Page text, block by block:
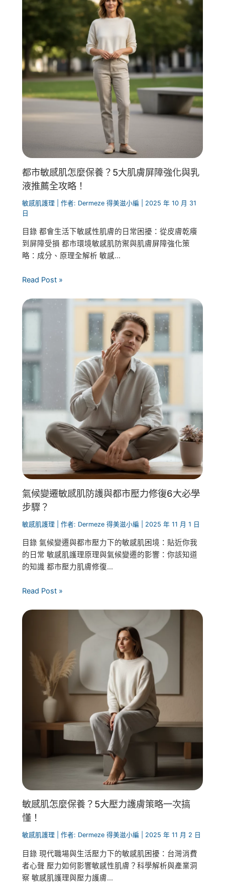
都市敏感肌怎麼保養？5大肌膚屏障強化與乳
液推薦全攻略！
敏感肌護理 | 作者: Dermeze 得美滋小編
2025 年 10 月 31
日
目錄 都會生活下敏感性肌膚的日常困擾：從皮膚乾癢
到屏障受損 都市環境敏感肌防禦與肌膚屏障強化策
略：成分、原理全解析 敏感...
Read Post »
氣候變遷敏感肌防護與都市壓力修復6大必學
步驟？
敏感肌護理 | 作者: Dermeze 得美滋小編 2025 年 11 月 1 日
目錄 氣候變遷與都市壓力下的敏感肌困境：貼近你我
的日常 敏感肌護理原理與氣候變遷的影響：你該知道
的知識 都市壓力肌膚修復...
Read Post »
敏感肌怎麼保養？5大壓力護膚策略一次搞
懂！
敏感肌護理 | 作者: Dermeze 得美滋小編 2025 年 11 月 2 日
目錄 現代職場與生活壓力下的敏感肌困擾：台灣消費
者心聲 壓力如何影響敏感性肌膚？科學解析與產業洞
察 敏感肌護理與壓力護膚...